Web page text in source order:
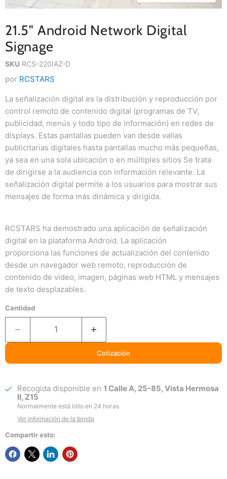
21.5" Android Network Digital
Signage
SKU RCS-220IAZ-D
por RCSTARS
La señalización digital es la distribución y reproducción por
control remoto de contenido digital (programas de TV,
publicidad, menús y todo tipo de información) en redes de
displays. Estas pantallas pueden van desde vallas
publicitarias digitales hasta pantallas mucho más pequeñas,
ya sea en una sola ubicación o en múltiples sitios Se trata
de dirigirse a la audiencia con información relevante. La
señalización digital permite a los usuarios para mostrar sus
mensajes de forma más dinámica y dirigida.
RCSTARS ha demostrado una aplicación de señalización
digital en la plataforma Android. La aplicación
proporciona las funciones de actualización del contenido
desde un navegador web remoto, reproducción de
contenido de video, imagen, páginas web HTML y mensajes
de texto desplazables.
Cantidad
Cotización
Recogida disponible en1 Calle A, 25-85, Vista Hermosa
II, Z15
Normalmente está listo en 24 horas
Ver información de la tienda
Compartir esto: